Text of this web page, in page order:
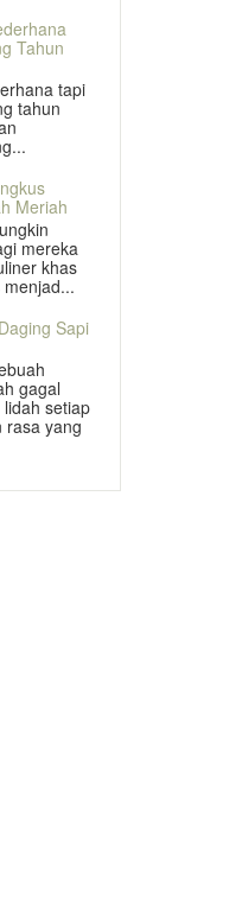
Tahun
tapi
tahun
Meriah
mereka
khas
Sapi
gagal
setiap
rasa yang